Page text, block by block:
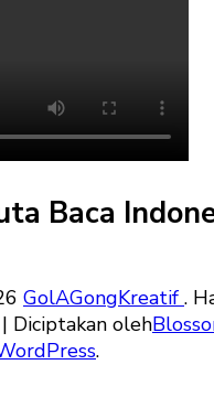
Baca
GolAGongKreatif .
Diciptakan oleh
.